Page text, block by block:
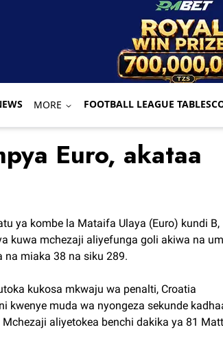
MORE FOOTBALL LEAGUE TABLES
Euro, akataa
ya kombe la Mataifa Ulaya (Euro) kundi B,
kuwa mchezaji aliyefunga goli akiwa na
miaka 38 na siku 289.
kukosa mkwaju wa penalti, Croatia
kwenye muda wa nyongeza sekunde
aliyetokea benchi dakika ya 81